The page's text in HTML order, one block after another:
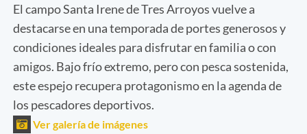
El campo Santa Irene de Tres Arroyos vuelve a
destacarse en una temporada de portes generosos y
condiciones ideales para disfrutar en familia o con
amigos. Bajo frío extremo, pero con pesca sostenida,
este espejo recupera protagonismo en la agenda de
los pescadores deportivos.
Ver galería de imágenes